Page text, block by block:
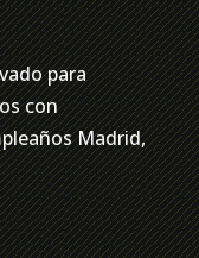
para
con
Madrid,